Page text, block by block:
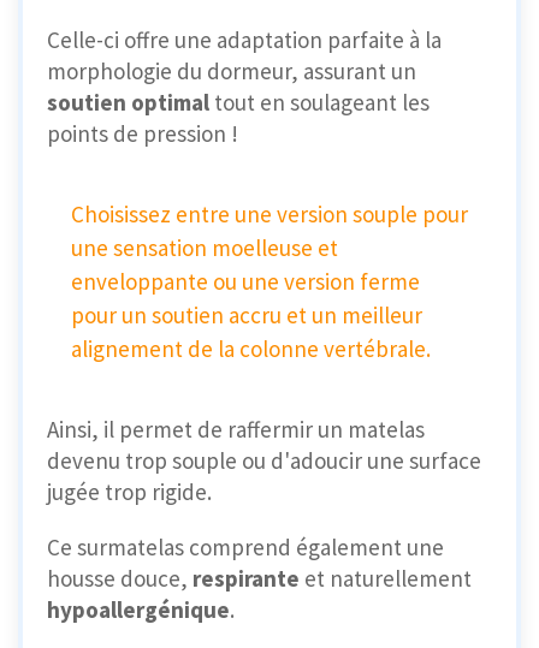
Celle-ci offre une adaptation parfaite à la
morphologie du dormeur, assurant un
soutien optimal tout en soulageant les
points de pression !
Choisissez entre une version souple pour
une sensation moelleuse et
enveloppante ou une version ferme
pour un soutien accru et un meilleur
alignement de la colonne vertébrale.
Ainsi, il permet de raffermir un matelas
devenu trop souple ou d'adoucir une surface
jugée trop rigide.
Ce surmatelas comprend également une
housse douce, respirante et naturellement
hypoallergénique.